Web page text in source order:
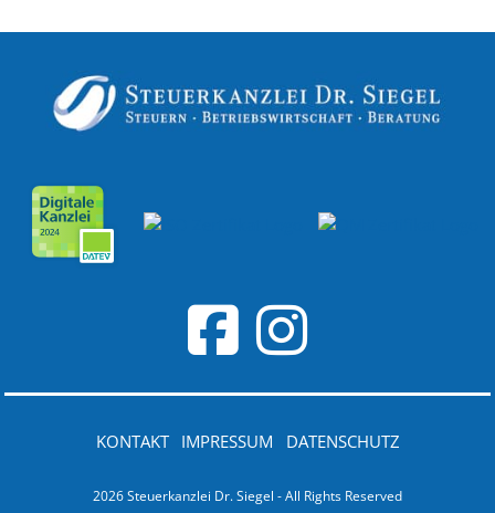
2026 Steuerkanzlei Dr. Siegel - All Rights Reserved
KONTAKT IMPRESSUM DATENSCHUTZ